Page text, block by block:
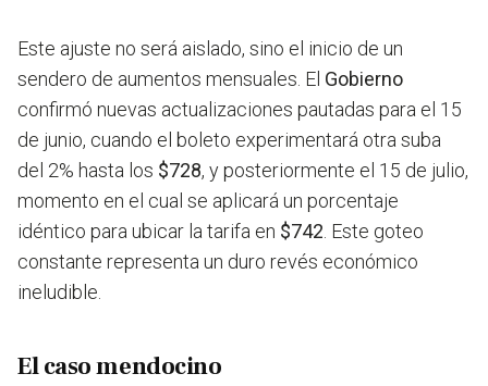
Este ajuste no será aislado, sino el inicio de un
sendero de aumentos mensuales. El Gobierno
confirmó nuevas actualizaciones pautadas para el 15
de junio, cuando el boleto experimentará otra suba
del 2% hasta los $728, y posteriormente el 15 de julio,
momento en el cual se aplicará un porcentaje
idéntico para ubicar la tarifa en $742 . Este goteo
constante representa un duro revés económico
ineludible.
El caso mendocino